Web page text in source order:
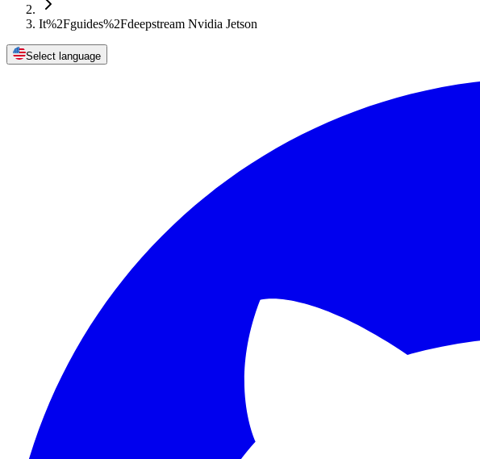
It%2Fguides%2Fdeepstream Nvidia Jetson
Select language